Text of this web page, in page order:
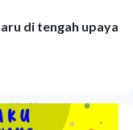
di tengah upaya